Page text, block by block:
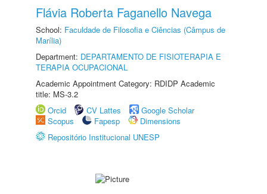
Flávia Roberta Faganello Navega
School: Faculdade de Filosofia e Ciências (Câmpus de
Marília)
Department: DEPARTAMENTO DE FISIOTERAPIA E
TERAPIA OCUPACIONAL
Academic Appointment Category: RDIDP Academic
title: MS-3.2
Orcid
CV Lattes
Google Scholar
Scopus
Fapesp
Dimensions
Repositório Institucional UNESP